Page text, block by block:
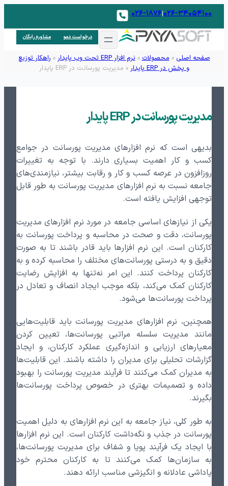
۰۲۶-۳۴۰۵۴۱۰۰۰۲۶-۱۸۷۶
درخواست دمو مشاوره رایگان
صفحه اصلی »محصولات»نرم افزار ERP تحت وب پایدار » راهکار توزیع
و پخش در ERP پایدار
» مدیریت پورسانت در ERP پایدار
مدیریت پورسانت در ERP پایدار
بدیهی است که نرم افزارهای مدیریت پورسانت در جوامع
کسب و کار اهمیت بسیاری دارند. با توجه به تغییرات
روزافزون در عرصه کسب و کار و رقابت بیشتر، نیازمندی‌های
جامعه نسبت به نرم افزارهای مدیریت پورسانت به طور قابل
توجهی افزایش یافته است.
یکی از نیازهای اساسی جامعه در مورد نرم افزارهای مدیریت
پورسانت، دقت و صحت در محاسبه و پرداخت پورسانت به
کارکنان است. این نرم افزارها باید قادر باشند تا به صورت
دقیق و به درستی پورسانت‌های مختلف را محاسبه کرده و به
کارکنان پرداخت کنند. این امر نه‌تنها به افزایش رضایت
کارکنان کمک می‌کند، بلکه موجب ایجاد انصاف و تعادل در
پرداخت پورسانت‌ها می‌شود.
همچنین، نرم افزارهای مدیریت پورسانت باید قابلیت‌هایی
مانند مدیریت سلسله مراتبی پورسانت‌ها، تعیین کردن
معیارهای ارزیابی و اندازه‌گیری عملکرد کارکنان، و ایجاد
گزارشات تحلیلی برای مدیران را داشته باشند. این قابلیت‌ها
به مدیران کمک می‌کنند تا فرآیند مدیریت پورسانت را بهبود
داده و تصمیمات بهتری در خصوص پرداخت پورسانت‌ها
بگیرند.
به طور کلی، نیاز جامعه به این نرم افزارهای به دلیل اهمیت
پورسانت در جذب و نگه‌داشت کارکنان است. این نرم افزارها
با ایجاد یک فرآیند پویا و شفاف برای مدیریت پورسانت‌ها،
به سازمان‌ها کمک می‌کنند تا به کارکنان محترم خود
پاداشی عادلانه و انگیزشی مناسب ارائه دهند.